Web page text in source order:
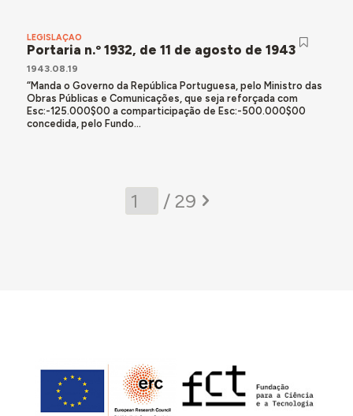
LEGISLAÇÃO
Portaria n.º 1932, de 11 de agosto de 1943
1943.08.19
“Manda o Governo da República Portuguesa, pelo Ministro das
Obras Públicas e Comunicações, que seja reforçada com
Esc:-125.000$00 a comparticipação de Esc:-500.000$00
concedida, pelo Fundo...
/ 29